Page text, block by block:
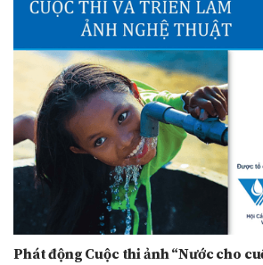
Phát động Cuộc thi ảnh “Nước cho